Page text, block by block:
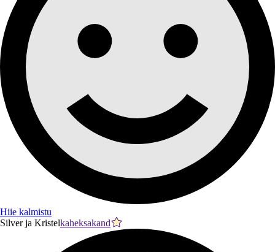
Hiie kalmistu
Silver ja Kristelkaheksakand